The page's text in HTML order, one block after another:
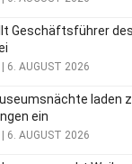
Geschäftsführer
6. AUGUST 2026
laden
ein
6. AUGUST 2026